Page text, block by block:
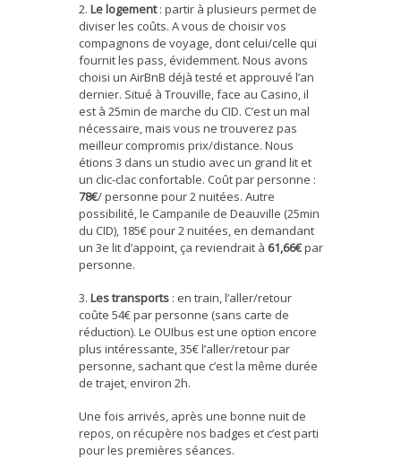
2. Le logement: partir à plusieurs permet de
diviser les coûts. A vous de choisir vos
compagnons de voyage, dont celui/celle qui
fournit les pass, évidemment. Nous avons
choisi un AirBnB déjà testé et approuvé l’an
dernier. Situé à Trouville, face au Casino, il
est à 25min de marche du CID. C’est un mal
nécessaire, mais vous ne trouverez pas
meilleur compromis prix/distance. Nous
étions 3 dans un studio avec un grand lit et
un clic-clac confortable. Coût par personne :
78€/ personne pour 2 nuitées. Autre
possibilité, le Campanile de Deauville (25min
du CID), 185€ pour 2 nuitées, en demandant
un 3e lit d’appoint, ça reviendrait à 61,66€par
personne.
3. Les transports: en train, l’aller/retour
coûte 54€ par personne (sans carte de
réduction). Le OUIbus est une option encore
plus intéressante, 35€ l’aller/retour par
personne, sachant que c’est la même durée
de trajet, environ 2h.
Une fois arrivés, après une bonne nuit de
repos, on récupère nos badges et c’est parti
pour les premières séances.